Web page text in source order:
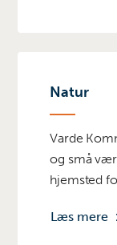
Natur
Varde
og små
hjemsted
Læs mere